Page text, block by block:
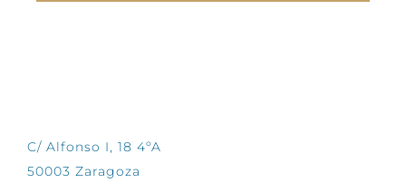
C/ Alfonso I, 18 4ºA
50003 Zaragoza